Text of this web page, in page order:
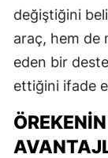
değiştiğini
araç, hem de
eden bir
ettiğini ifade